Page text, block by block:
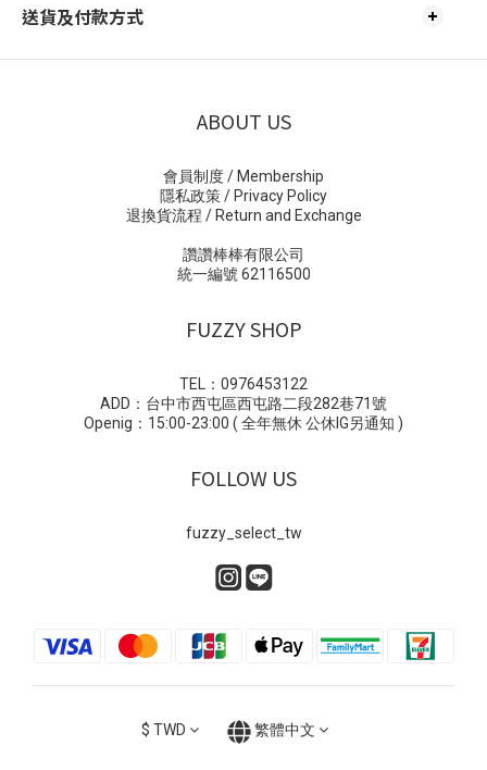
送貨及付款方式
ABOUT US
會員制度 / Membership
隱私政策 / Privacy Policy
退換貨流程 / Return and Exchange
讚讚棒棒有限公司
統一編號 62116500
FUZZY SHOP
TEL：0976453122
ADD：台中市西屯區西屯路二段282巷71號
Openig：15:00-23:00 ( 全年無休 公休IG另通知 )
FOLLOW US
fuzzy_select_tw
$ TWD 繁體中文